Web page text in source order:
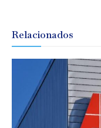
Relacionados